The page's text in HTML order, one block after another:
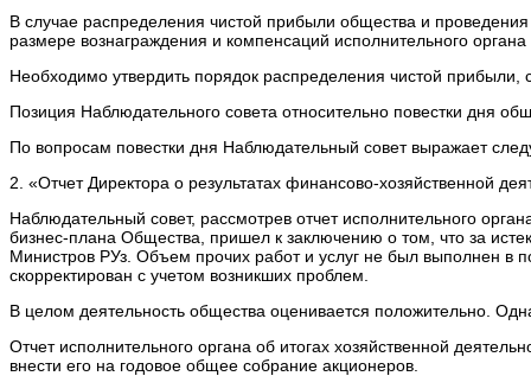
В случае распределения чистой прибыли общества и
размере вознаграждения и компенсаций исполнительного
Необходимо утвердить порядок распределения чистой
Позиция Наблюдательного совета относительно повестки дня
По вопросам повестки дня Наблюдательный совет выражает
2. «Отчет Директора о результатах финансово-хозяйственной
Наблюдательный совет, рассмотрев отчет исполнительного
бизнес-плана Общества, пришел к заключению о том, что за
Министров РУз. Объем прочих работ и услуг не был выполнен в
скорректирован с учетом возникших проблем.
В целом деятельность общества оценивается положительно.
Отчет исполнительного органа об итогах хозяйственной
внести его на годовое общее собрание акционеров.